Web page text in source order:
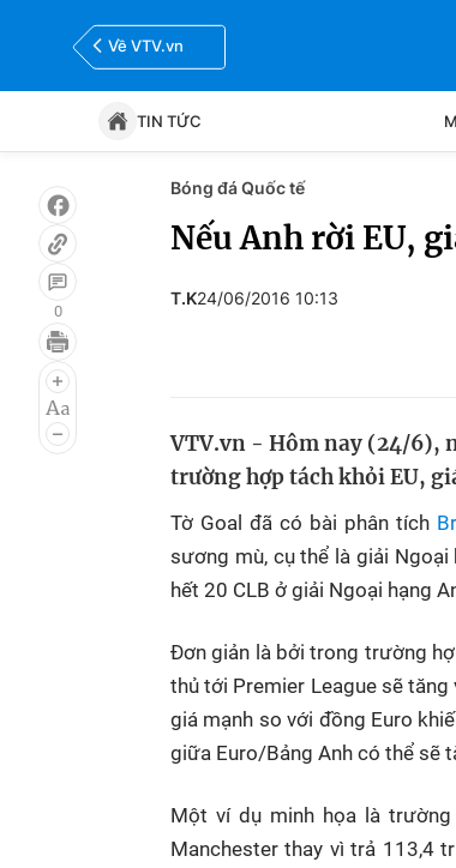
Về VTV.vn
TIN TỨC
Tin tức
Bóng đá
0
Bóng đá Quốc tế
Nếu Anh rời EU,
T.K24/06/2016 10:13
VTV.vn - Hôm nay (24/6),
trường hợp tách khỏi EU,
Tờ Goal đã có bài phân tích
sương mù, cụ thể là giải Ngoại
hết 20 CLB ở giải Ngoại hạng
Đơn giản là bởi trong trường
thủ tới Premier League sẽ tăng
giá mạnh so với đồng Euro
giữa Euro/Bảng Anh có thể sẽ
Một ví dụ minh họa là
Manchester thay vì trả 113,4